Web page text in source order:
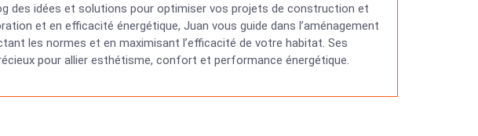
des idées et solutions pour optimiser vos projets de construction et
et en efficacité énergétique, Juan vous guide dans l’aménagement
les normes et en maximisant l’efficacité de votre habitat. Ses
pour allier esthétisme, confort et performance énergétique.